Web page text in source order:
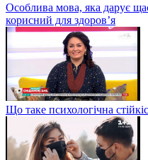
Особлива мова, яка дарує
корисний для здоров’я
Що таке психологічна